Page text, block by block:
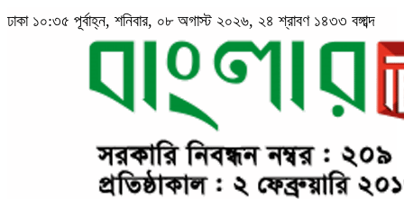
ঢাকা ১০:৩৫ পূর্বাহ্ন, শনিবার, ০৮ অগাস্ট ২০২৬, ২৪ শ্রাবণ ১৪৩৩ বঙ্গাব্দ